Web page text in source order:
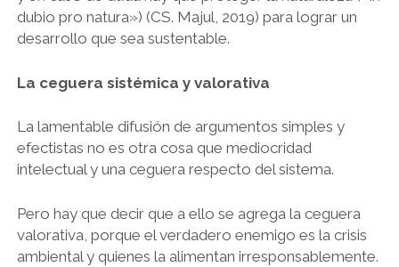
dubio pro natura») (CS. Majul, 2019) para lograr un
desarrollo que sea sustentable.
La ceguera sistémica y valorativa
La lamentable difusión de argumentos simples y
efectistas no es otra cosa que mediocridad
intelectual y una ceguera respecto del sistema.
Pero hay que decir que a ello se agrega la ceguera
valorativa, porque el verdadero enemigo es la crisis
ambiental y quienes la alimentan irresponsablemente.